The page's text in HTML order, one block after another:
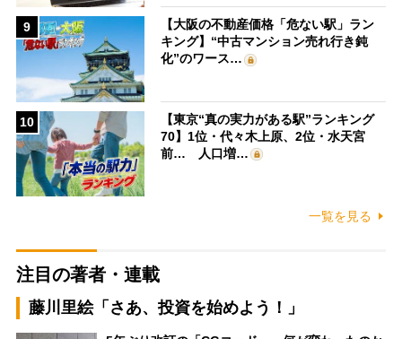
9
【大阪の不動産価格「危ない駅」ラン
キング】“中古マンション売れ行き鈍
化”のワース…
10
【東京“真の実力がある駅”ランキング
70】1位・代々木上原、2位・水天宮
前… 人口増…
一覧を見る
注目の著者・連載
藤川里絵「さあ、投資を始めよう！」